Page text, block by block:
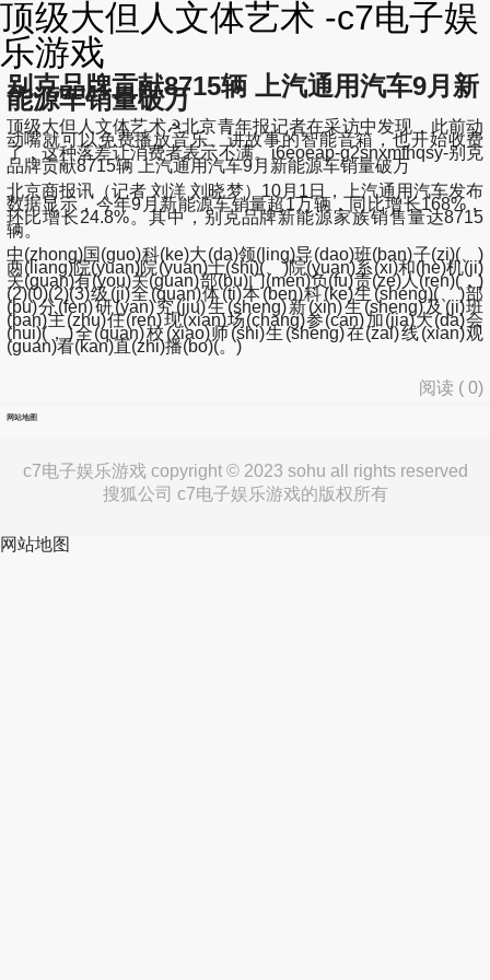
顶级大但人文体艺术 -c7电子娱
乐游戏
别克品牌贡献8715辆 上汽通用汽车9月新
能源车销量破万
顶级大但人文体艺术☭北京青年报记者在采访中发现，此前动
动嘴就可以免费播放音乐、讲故事的智能音箱，也开始收费
了，这种落差让消费者表示不满。i6eoeap-g2snxmfhqsy-别克
品牌贡献8715辆 上汽通用汽车9月新能源车销量破万
北京商报讯（记者 刘洋 刘晓梦）10月1日，上汽通用汽车发布
数据显示，今年9月新能源车销量超1万辆，同比增长168%，
环比增长24.8%。其中，别克品牌新能源家族销售量达8715
辆。
中(zhong)国(guo)科(ke)大(da)领(ling)导(dao)班(ban)子(zi)(、)
两(liang)院(yuan)院(yuan)士(shi)(、)院(yuan)系(xi)和(he)机(ji)
关(guan)有(you)关(guan)部(bu)门(men)负(fu)责(ze)人(ren)(，)
(2)(0)(2)(3)级(ji)全(quan)体(ti)本(ben)科(ke)生(sheng)(、)部
(bu)分(fen)研(yan)究(jiu)生(sheng)新(xin)生(sheng)及(ji)班
(ban)主(zhu)任(ren)现(xian)场(chang)参(can)加(jia)大(da)会
(hui)(，)全(quan)校(xiao)师(shi)生(sheng)在(zai)线(xian)观
(guan)看(kan)直(zhi)播(bo)(。)
阅读 (0)
网站地图
c7电子娱乐游戏 copyright © 2023 sohu all rights reserved
搜狐公司 c7电子娱乐游戏的版权所有
网站地图